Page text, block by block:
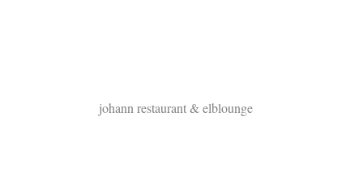
johann restaurant & elblounge